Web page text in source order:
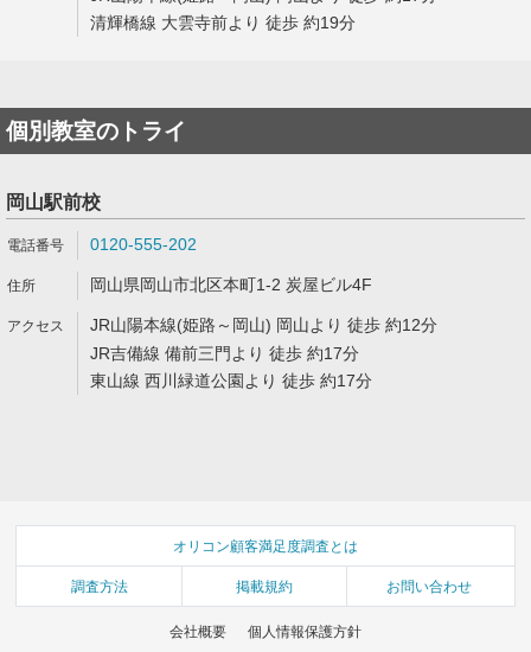
清輝橋線 大雲寺前より 徒歩 約19分
個別教室のトライ
岡山駅前校
0120-555-202
岡山県岡山市北区本町1-2 炭屋ビル4F
JR山陽本線(姫路～岡山) 岡山より 徒歩 約12分
JR吉備線 備前三門より 徒歩 約17分
東山線 西川緑道公園より 徒歩 約17分
オリコン顧客満足度調査とは
調査方法 掲載規約 お問い合わせ
会社概要 個人情報保護方針